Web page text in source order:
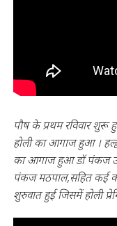
पौष के प्रथम रविवार
होली का आगाज हुआ ।
का आगाज हुआ डॉ पंकज
पंकज मठपाल,सहित कई
शुरुवात हुई जिसमें होली